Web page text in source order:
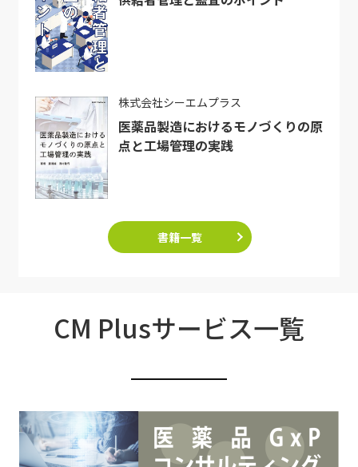
株式会社シーエムプラス
医薬品製造におけるモノづくりの原
点と工場管理の実践
書籍一覧
CM Plusサービス一覧